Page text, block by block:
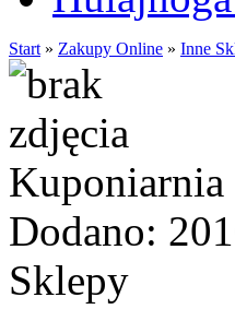
Start » Zakupy Online » Inne
Dodano:
Sklepy